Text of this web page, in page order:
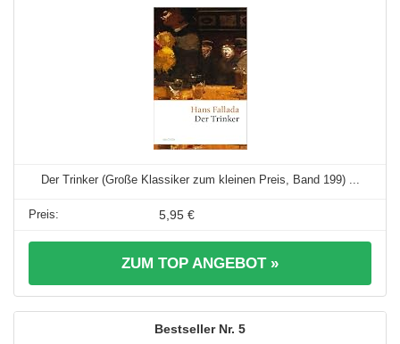
Der Trinker (Große Klassiker zum kleinen Preis, Band 199) ...
5,95 €
ZUM TOP ANGEBOT »
5